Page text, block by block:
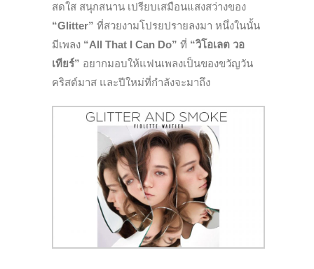
สดใส สนุกสนาน เปรียบเสมือนแสงสว่างของ
“Glitter” ที่สวยงามโปรยปรายลงมา หนึ่งในนั้น
มีเพลง “All That I Can Do” ที่ “วิโอเลต วอ
เทียร์” อยากมอบให้แฟนเพลงเป็นของขวัญวัน
คริสต์มาส และปีใหม่ที่กำลังจะมาถึง